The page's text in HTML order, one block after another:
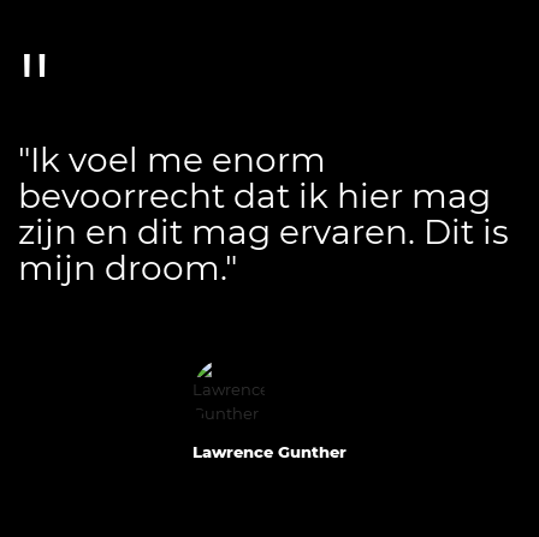
Lawrence Gunther
"Ik voel me enorm
bevoorrecht dat ik hier mag
zijn en dit mag ervaren. Dit is
mijn droom."